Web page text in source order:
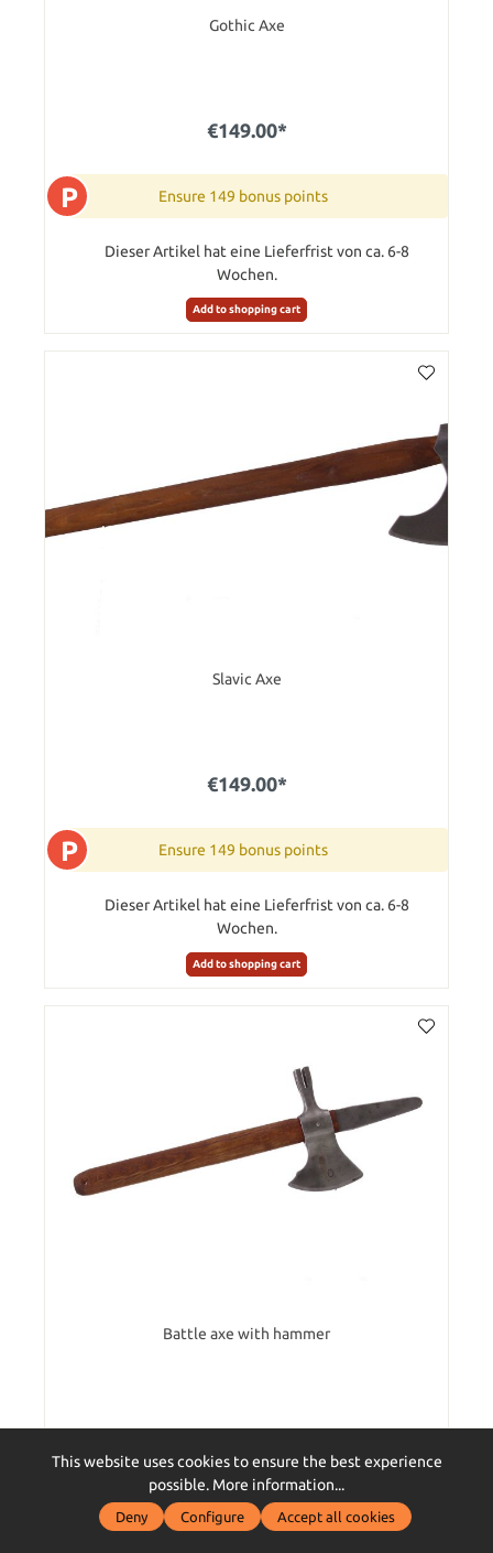
Gothic Axe
€149.00*
P Ensure 149 bonus points
Dieser Artikel hat eine Lieferfrist von ca. 6-8
Wochen.
Add to shopping cart
Slavic Axe
€149.00*
P Ensure 149 bonus points
Dieser Artikel hat eine Lieferfrist von ca. 6-8
Wochen.
Add to shopping cart
Battle axe with hammer
Ensure 185 bonus points
This website uses cookies to ensure the best experience
possible. More information...
Deny Configure Accept all cookies